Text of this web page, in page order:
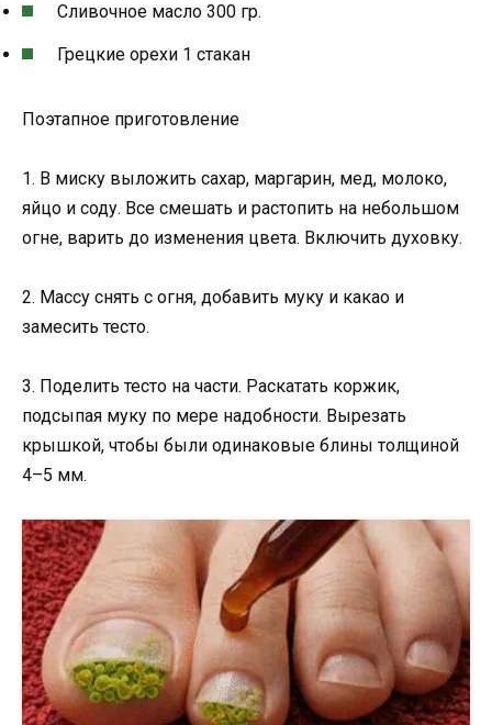
Сливочное масло 300 гр.
Грецкие орехи 1 стакан
Поэтапное приготовление
1. В миску выложить сахар, маргарин, мед, молоко,
яйцо и соду. Все смешать и растопить на небольшом
огне, варить до изменения цвета. Включить духовку.
2. Массу снять с огня, добавить муку и какао и
замесить тесто.
3. Поделить тесто на части. Раскатать коржик,
подсыпая муку по мере надобности. Вырезать
крышкой, чтобы были одинаковые блины толщиной
4–5 мм.